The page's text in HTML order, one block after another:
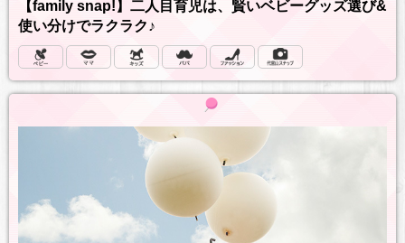
【family snap!】二人目育児は、賢いベビーグッズ選び&
使い分けでラクラク♪